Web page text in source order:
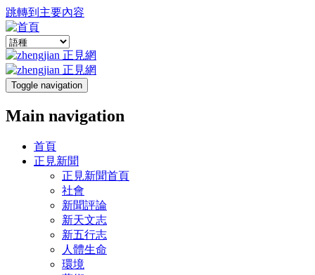
跳轉到主要內容
Toggle navigation
Main navigation
首頁
正見新聞
正見新聞首頁
社會
新聞評論
新天文志
新五行志
人體生命
環境